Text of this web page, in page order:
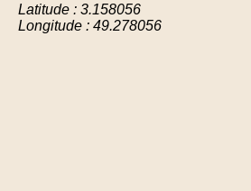
Latitude : 3.158056
Longitude : 49.278056